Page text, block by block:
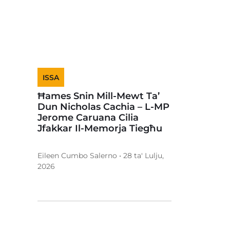
ISSA
Ħames Snin Mill-Mewt Ta’
Dun Nicholas Cachia – L-MP
Jerome Caruana Cilia
Jfakkar Il-Memorja Tiegħu
Eileen Cumbo Salerno • 28 ta' Lulju,
2026